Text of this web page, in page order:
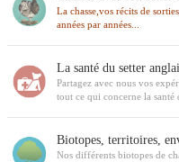
La chasse,vos récits de
années par années...
La santé du setter
Partagez avec nous vos
tout ce qui concerne la santé
Biotopes, territoires,
Nos différents biotopes de